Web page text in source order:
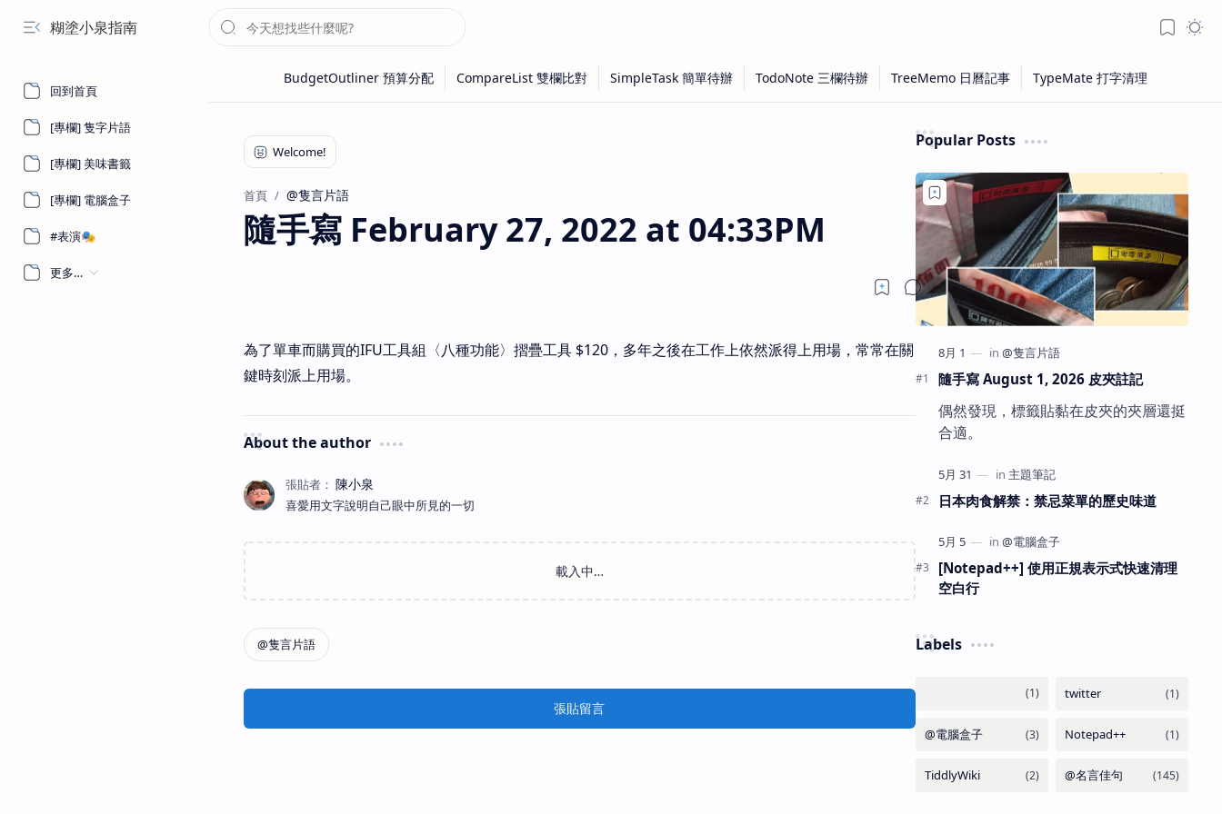
糊塗小泉指南
回到首頁
[專欄] 隻字片語
[專欄] 美味書籤
[專欄] 電腦盒子
#表演🎭
更多…
首頁 @隻言片語
隨手寫 February 27, 2022 at 04:33PM
為了單車而購買的IFU工具組〈八種功能〉摺疊工具 $120，多年之後在工作上依然派得上用場，常常在關
鍵時刻派上用場。
About the author
喜愛用文字說明自己眼中所見的一切
張貼留言
Popular Posts
隨手寫 August 1, 2026 皮夾註記
偶然發現，標籤貼黏在皮夾的夾層還挺
合適。
日本肉食解禁：禁忌菜單的歷史味道
[Notepad++] 使用正規表示式快速清理
空白行
Labels